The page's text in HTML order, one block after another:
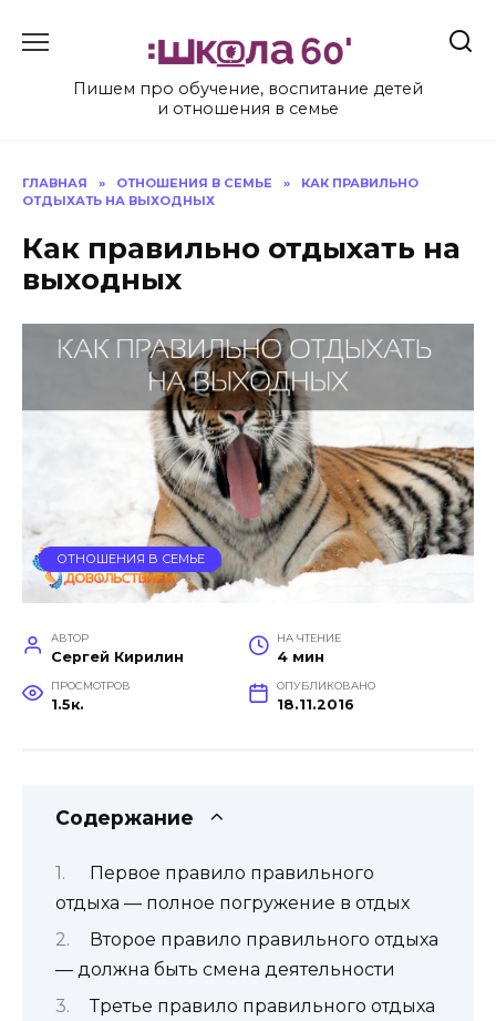
Пишем про обучение, воспитание детей
и отношения в семье
ГЛАВНАЯ » ОТНОШЕНИЯ В СЕМЬЕ »
КАК ПРАВИЛЬНО
ОТДЫХАТЬ НА ВЫХОДНЫХ
Как правильно отдыхать на
выходных
ОТНОШЕНИЯ В СЕМЬЕ
АВТОР
Сергей Кирилин
НА ЧТЕНИЕ
4 мин
ПРОСМОТРОВ
1.5к.
ОПУБЛИКОВАНО
18.11.2016
Содержание
Первое правило правильного
отдыха — полное погружение в отдых
Второе правило правильного отдыха
— должна быть смена деятельности
Третье правило правильного отдыха